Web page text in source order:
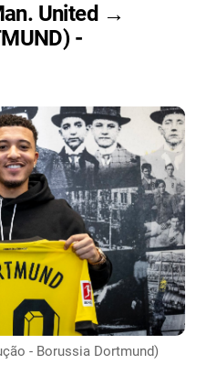
United →
-
- Borussia Dortmund)